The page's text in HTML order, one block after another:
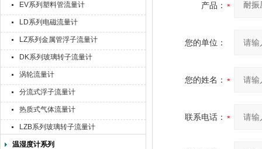
EV系列塑料管流量计
LD系列电磁流量计
LZ系列金属管浮子流量计
DK系列玻璃转子流量计
涡轮流量计
分流式浮子流量计
热质式气体流量计
LZB系列玻璃转子流量计
温湿度计系列
产品：
您的单位：
您的姓名：
联系电话：